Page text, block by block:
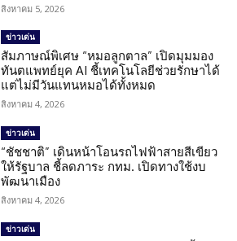
สิงหาคม 5, 2026
ข่าวเด่น
สัมภาษณ์พิเศษ “หมอลูกตาล” เปิดมุมมอง
ทันตแพทย์ยุค AI ชี้เทคโนโลยีช่วยรักษาได้
แต่ไม่มีวันแทนหมอได้ทั้งหมด
สิงหาคม 4, 2026
ข่าวเด่น
“ชัชชาติ” เดินหน้าโอนรถไฟฟ้าสายสีเขียว
ให้รัฐบาล ชี้ลดภาระ กทม. เปิดทางใช้งบ
พัฒนาเมือง
สิงหาคม 4, 2026
ข่าวเด่น